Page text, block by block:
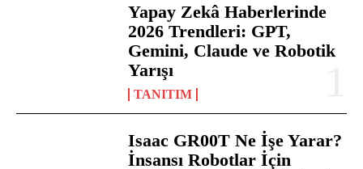
Yapay Zekâ Haberlerinde
2026 Trendleri: GPT,
Gemini, Claude ve Robotik
Yarışı
TANITIM
Isaac GR00T Ne İşe Yarar?
İnsansı Robotlar İçin